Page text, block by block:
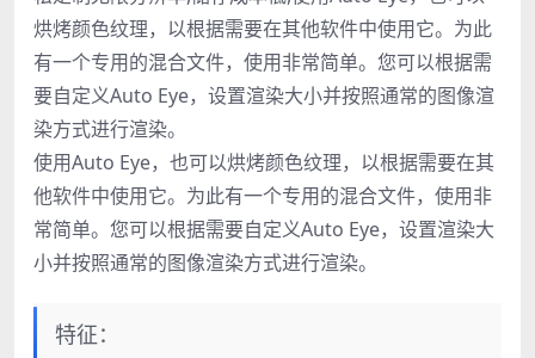
烘烤颜色纹理，以根据需要在其他软件中使用它。为此
有一个专用的混合文件，使用非常简单。您可以根据需
要自定义Auto Eye，设置渲染大小并按照通常的图像渲
染方式进行渲染。
使用Auto Eye，也可以烘烤颜色纹理，以根据需要在其
他软件中使用它。为此有一个专用的混合文件，使用非
常简单。您可以根据需要自定义Auto Eye，设置渲染大
小并按照通常的图像渲染方式进行渲染。
特征：